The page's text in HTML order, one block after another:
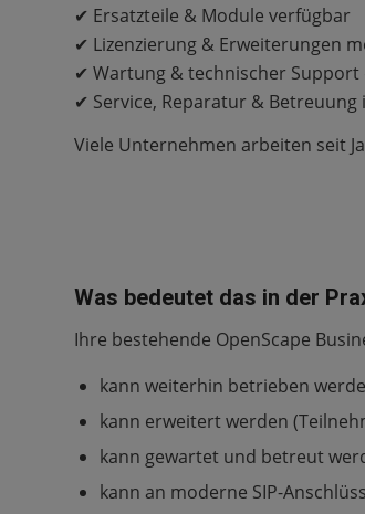
✔ Ersatzteile & Module verfügbar
✔ Lizenzierung & Erweiterungen
✔ Wartung & technischer Support
✔ Service, Reparatur &
Viele Unternehmen arbeiten seit
Was bedeutet das in der
Ihre bestehende OpenScape
kann weiterhin betrieben
kann erweitert werden
kann gewartet und betreut
kann an moderne SIP-